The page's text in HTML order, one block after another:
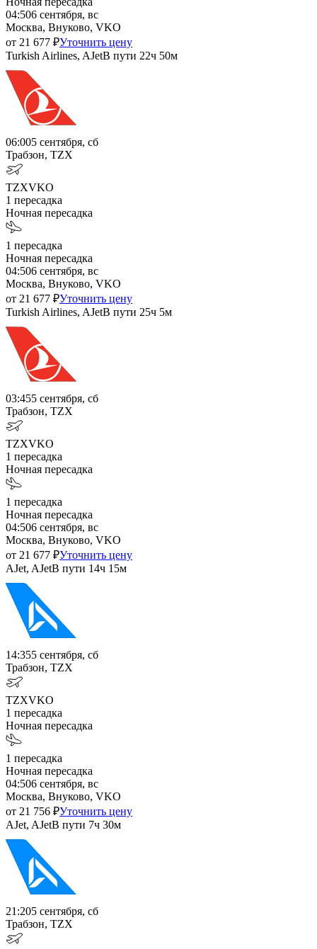
04:506 сентября, вс
Москва, Внуково, VKO
от 21 677 ₽Уточнить цену
Turkish Airlines, AJetВ пути 22ч 50м
06:005 сентября, сб
Трабзон, TZX
TZXVKO
1 пересадка
Ночная пересадка
1 пересадка
Ночная пересадка
04:506 сентября, вс
Москва, Внуково, VKO
от 21 677 ₽Уточнить цену
Turkish Airlines, AJetВ пути 25ч 5м
03:455 сентября, сб
Трабзон, TZX
TZXVKO
1 пересадка
Ночная пересадка
1 пересадка
Ночная пересадка
04:506 сентября, вс
Москва, Внуково, VKO
от 21 677 ₽Уточнить цену
AJet, AJetВ пути 14ч 15м
14:355 сентября, сб
Трабзон, TZX
TZXVKO
1 пересадка
Ночная пересадка
1 пересадка
Ночная пересадка
04:506 сентября, вс
Москва, Внуково, VKO
от 21 756 ₽Уточнить цену
AJet, AJetВ пути 7ч 30м
21:205 сентября, сб
Трабзон, TZX